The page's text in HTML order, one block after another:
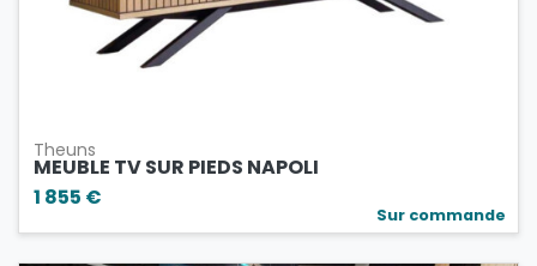
Theuns
MEUBLE TV SUR PIEDS NAPOLI
1 855 €
Sur commande